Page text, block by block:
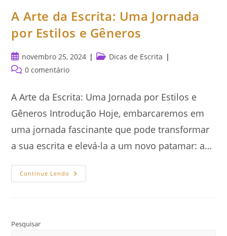
A Arte da Escrita: Uma Jornada
por Estilos e Gêneros
Post
publicado:
novembro 25, 2024
Categoria
Dicas de Escrita
Comentários
0 comentário
A Arte da Escrita: Uma Jornada por Estilos e
Gêneros Introdução Hoje, embarcaremos em
uma jornada fascinante que pode transformar
a sua escrita e elevá-la a um novo patamar: a…
Continue Lendo A
Arte
Pesquisar